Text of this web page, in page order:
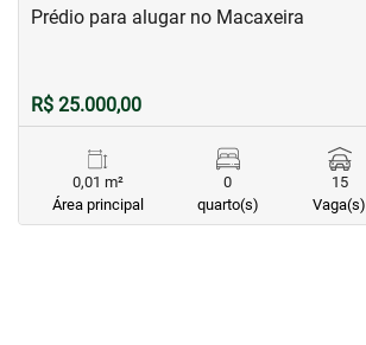
Prédio para alugar no Macaxeira
R$ 25.000,00
0,01 m²
Área principal
0
quarto(s)
15
Vaga(s)